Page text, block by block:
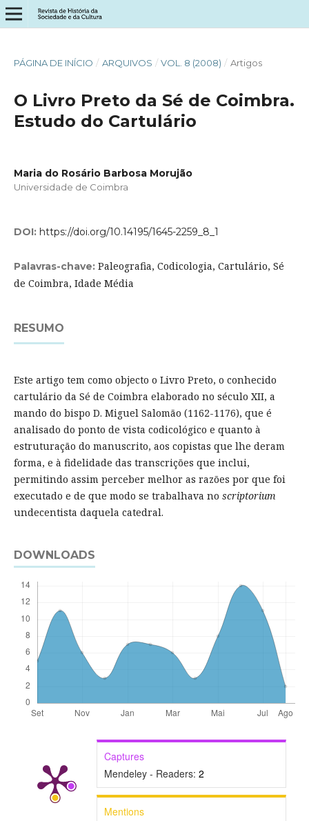
PÁGINA DE INÍCIO / ARQUIVOS / VOL. 8 (2008) / Artigos
O Livro Preto da Sé de Coimbra.
Estudo do Cartulário
Maria do Rosário Barbosa Morujão
Universidade de Coimbra
DOI: https://doi.org/10.14195/1645-2259_8_1
Palavras-chave: Paleografia, Codicologia, Cartulário, Sé
de Coimbra, Idade Média
RESUMO
Este artigo tem como objecto o Livro Preto, o conhecido
cartulário da Sé de Coimbra elaborado no século XII, a
mando do bispo D. Miguel Salomão (1162-1176), que é
analisado do ponto de vista codicológico e quanto à
estruturação do manuscrito, aos copistas que lhe deram
forma, e à fidelidade das transcrições que inclui,
permitindo assim perceber melhor as razões por que foi
executado e de que modo se trabalhava no scriptorium
undecentista daquela catedral.
DOWNLOADS
Captures
Mendeley - Readers: 2
Mentions